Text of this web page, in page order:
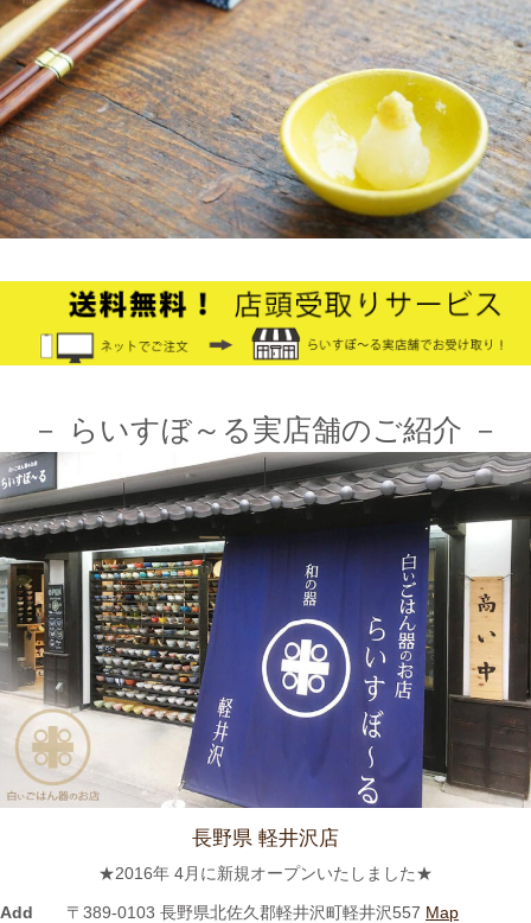
≪テレビで紹介されました≫ 2021年9月5日 中京テレビ キャッ
チ！『金額当て中継 コレいくらでSHOW！』生放送のコーナー
で 白いごはん器のお店 らいすぼーる 小牧店が出演しました。
2024/12/4
オフィシャルショップがリニューアルしました！お客様により快
適にお買い物をお楽しみいただけるよう、表示速度などを改善し
ました。みなさまのご利用をお待ちしております。
2024/10/26
≪第1弾 公式Youtubeチャンネル お買い物モニターアンバサダー
大募集☆≫ 詳しくはらいすぼ～るインスタグラムをチェッ
2024/3/12
≪テレビで紹介されました≫ 2021年7月12日 CBCテレビ まちイ
チ nice to people『春日井市・専門店』巡りで TKOの木本武宏さ
んが白いごはん器のお店 らいすぼーる 春日井店にいらっしゃい
ました。
2024/3/12
≪ラジオで紹介されました≫ 2021年7月8日 CBCラジオ ドラ魂
キング『レポドラ中継』コーナーに 白いごはん器のお店 らいす
ぼーる 小牧店が出演しました。
≪テレビで紹介されました≫ 2021年5月18日 CBCテレビ チャン
ト！『食卓を彩る豆皿活用術』コーナーに 白いごはん器のお店
らいすぼーる 小牧店が紹介されました。
－ らいすぼ～る実店舗のご紹介 －
長野県 軽井沢店
★2016年 4月に新規オープンいたしました★
Add 〒389-0103 長野県北佐久郡軽井沢町軽井沢557 Map